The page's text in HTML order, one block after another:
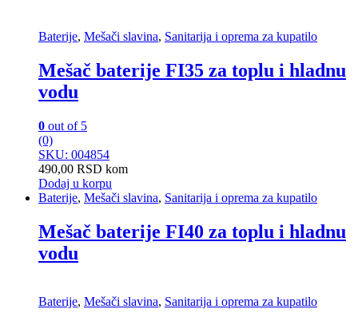
Baterije, Mešači slavina, Sanitarija i oprema za kupatilo
Mešač baterije FI35 za toplu i hladnu
vodu
0 out of 5
(0)
SKU: 004854
490,00 RSD kom
Dodaj u korpu
Baterije, Mešači slavina, Sanitarija i oprema za kupatilo
Mešač baterije FI40 za toplu i hladnu
vodu
Baterije, Mešači slavina, Sanitarija i oprema za kupatilo